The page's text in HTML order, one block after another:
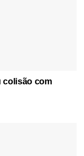
colisão com